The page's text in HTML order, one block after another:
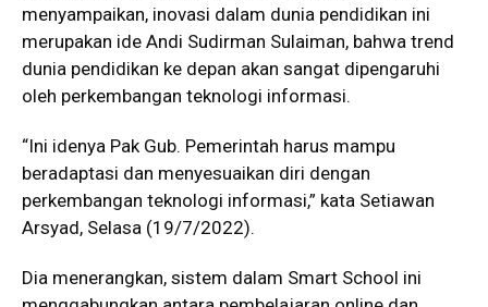
menyampaikan, inovasi dalam dunia pendidikan ini
merupakan ide Andi Sudirman Sulaiman, bahwa trend
dunia pendidikan ke depan akan sangat dipengaruhi
oleh perkembangan teknologi informasi.
“Ini idenya Pak Gub. Pemerintah harus mampu
beradaptasi dan menyesuaikan diri dengan
perkembangan teknologi informasi,” kata Setiawan
Arsyad, Selasa (19/7/2022).
Dia menerangkan, sistem dalam Smart School ini